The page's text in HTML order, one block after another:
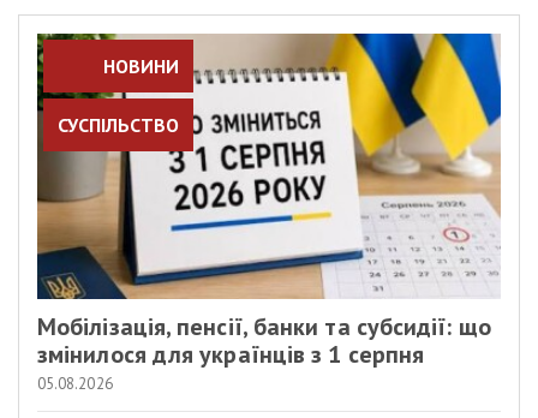
НОВИНИ
СУСПІЛЬСТВО
Мобілізація, пенсії, банки та субсидії: що
змінилося для українців з 1 серпня
05.08.2026